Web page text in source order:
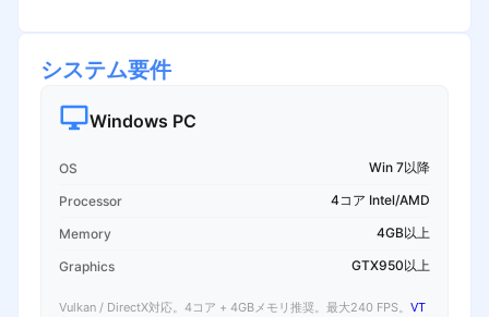
システム要件
Windows PC
OS Win 7以降
Processor 4コア Intel/AMD
Memory 4GB以上
Graphics GTX950以上
Vulkan / DirectX対応。4コア + 4GBメモリ推奨。最大240 FPS。 VT